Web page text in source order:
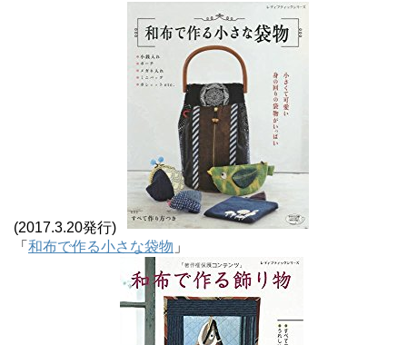
(2017.3.20発行)
「 和布で作る小さな袋物 」